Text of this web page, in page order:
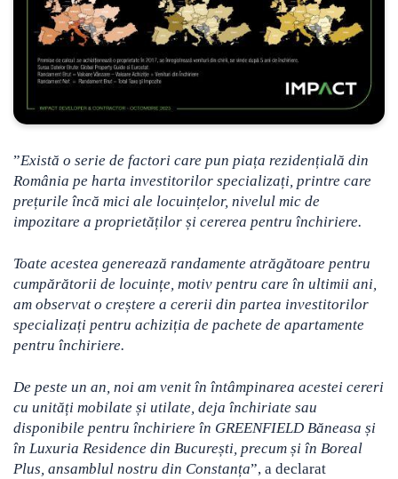
”Există o serie de factori care pun piața rezidențială din
România pe harta investitorilor specializați, printre care
prețurile încă mici ale locuințelor, nivelul mic de
impozitare a proprietăților și cererea pentru închiriere.
Toate acestea generează randamente atrăgătoare pentru
cumpărătorii de locuințe, motiv pentru care în ultimii ani,
am observat o creștere a cererii din partea investitorilor
specializați pentru achiziția de pachete de apartamente
pentru închiriere.
De peste un an, noi am venit în întâmpinarea acestei cereri
cu unități mobilate și utilate, deja închiriate sau
disponibile pentru închiriere în GREENFIELD Băneasa și
în Luxuria Residence din București, precum și în Boreal
Plus, ansamblul nostru din Constanța”, a declarat